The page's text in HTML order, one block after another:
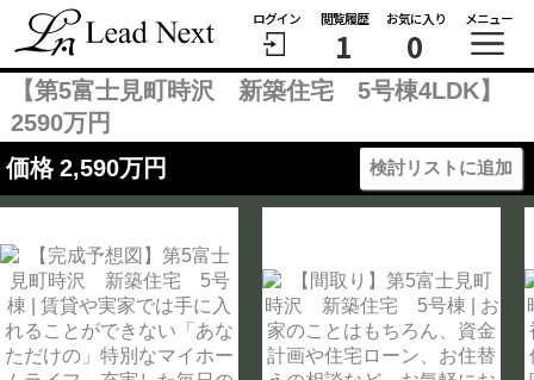
ログイン 閲覧履歴
1
お気に入り
0
メニュー
【第5富士見町時沢 新築住宅 5号棟4LDK】
2590万円
価格 2,590万円 検討リストに追加